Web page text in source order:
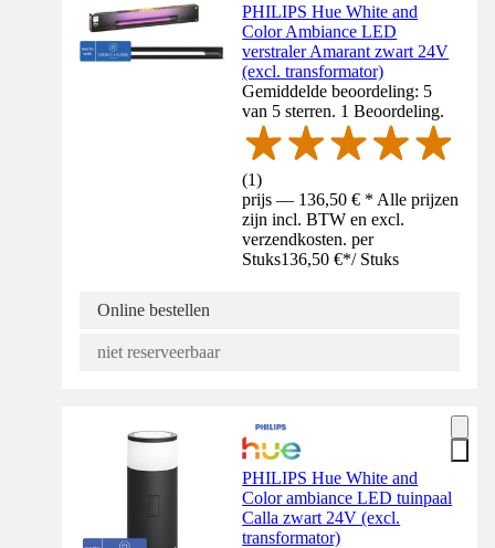
PHILIPS Hue White and
Color Ambiance LED
verstraler Amarant zwart 24V
(excl. transformator)
Gemiddelde beoordeling: 5
van 5 sterren. 1 Beoordeling.
(1)
prijs — 136,50 € * Alle prijzen
zijn incl. BTW en excl.
verzendkosten. per
Stuks136,50 €*/ Stuks
Online bestellen
niet reserveerbaar
PHILIPS Hue White and
Color ambiance LED tuinpaal
Calla zwart 24V (excl.
transformator)